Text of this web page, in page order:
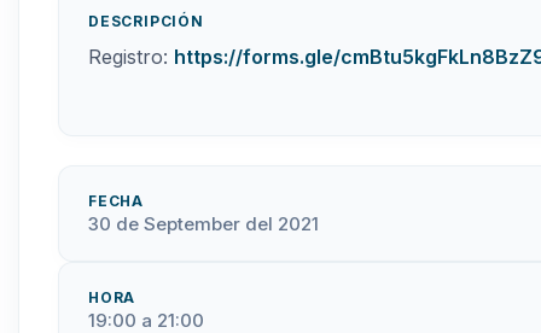
DESCRIPCIÓN
Registro: https://forms.gle/
FECHA
30 de September del 2021
HORA
19:00 a 21:00